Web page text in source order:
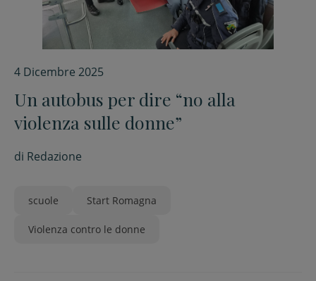
4 Dicembre 2025
Un autobus per dire “no alla
violenza sulle donne”
di Redazione
scuole Start Romagna
Violenza contro le donne